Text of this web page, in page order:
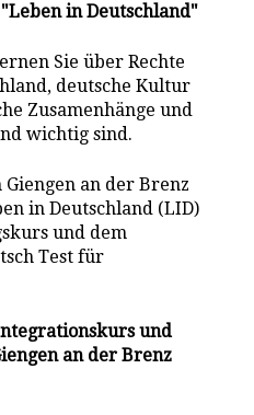
in Deutschland"
Sie über Rechte
deutsche Kultur
Zusamenhänge und
wichtig sind.
an der Brenz
in Deutschland (LID)
und dem
Test für
und
an der Brenz